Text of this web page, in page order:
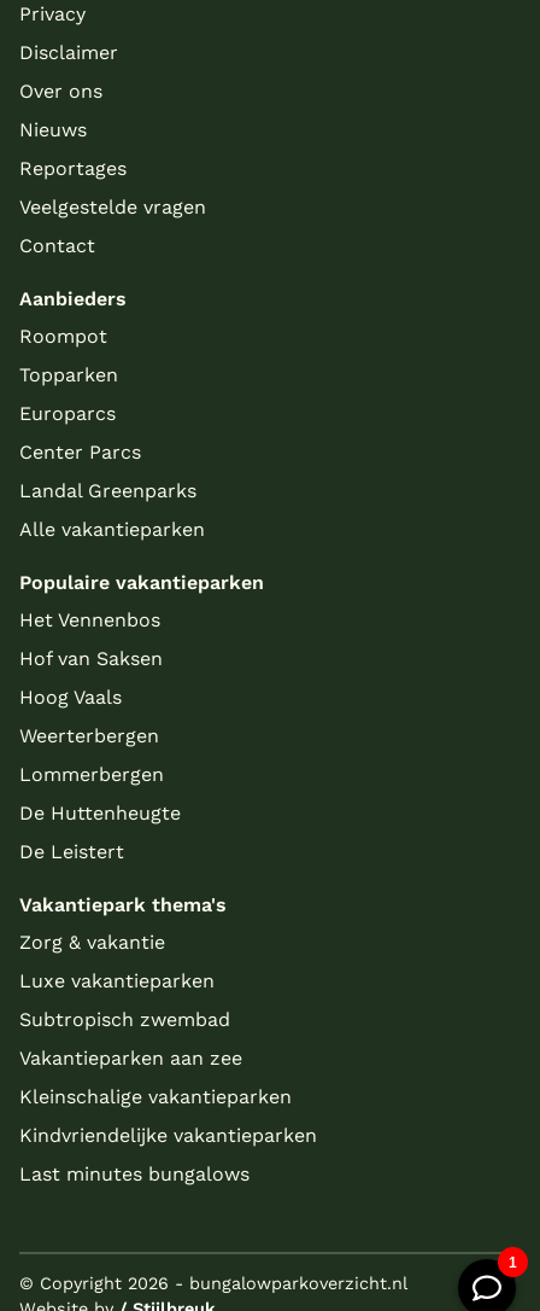
Privacy
Disclaimer
Over ons
Nieuws
Reportages
Veelgestelde vragen
Contact
Aanbieders
Roompot
Topparken
Europarcs
Center Parcs
Landal Greenparks
Alle vakantieparken
Populaire vakantieparken
Het Vennenbos
Hof van Saksen
Hoog Vaals
Weerterbergen
Lommerbergen
De Huttenheugte
De Leistert
Vakantiepark thema's
Zorg & vakantie
Luxe vakantieparken
Subtropisch zwembad
Vakantieparken aan zee
Kleinschalige vakantieparken
Kindvriendelijke vakantieparken
Last minutes bungalows
© Copyright 2026 - bungalowparkoverzicht.nl